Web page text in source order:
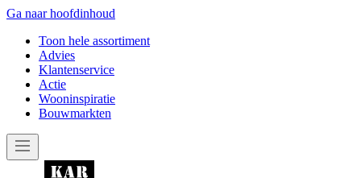
Ga naar hoofdinhoud
Toon hele assortiment
Advies
Klantenservice
Actie
Wooninspiratie
Bouwmarkten